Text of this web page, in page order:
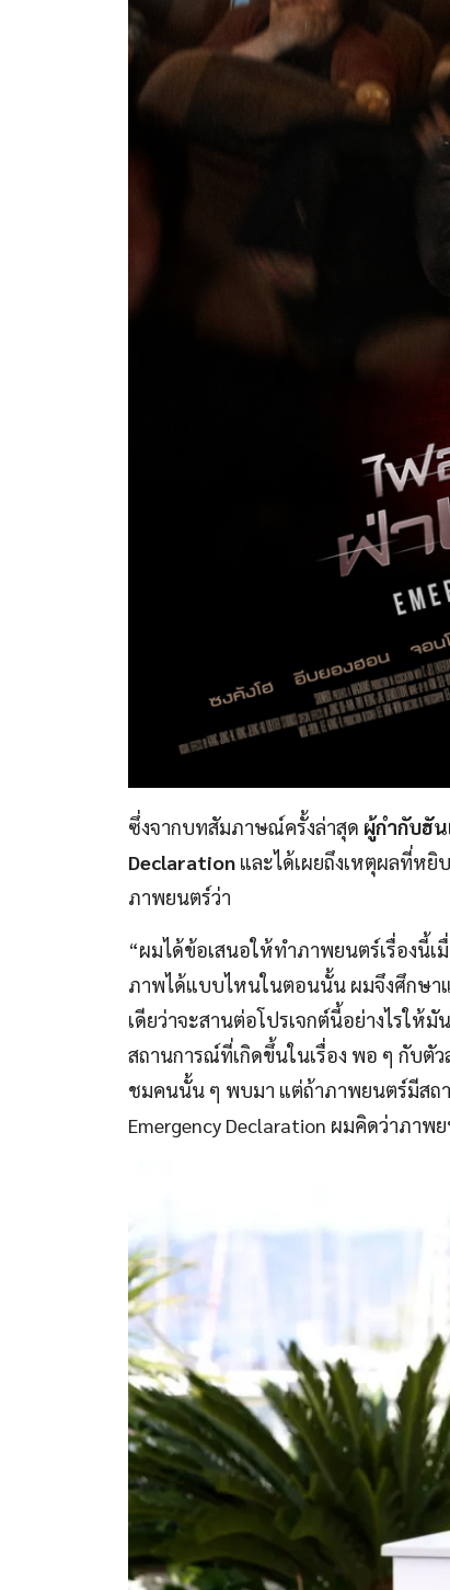
ซึ่งจากบทสัมภาษณ์ครั้งล่าสุด ผู้กำกับฮั
Declaration และได้เผยถึงเหตุผลที่ห
ภาพยนตร์ว่า
“ผมได้ข้อเสนอให้ทำภาพยนตร์เรื่องนี้เ
ภาพได้แบบไหนในตอนนั้น ผมจึงศึกษา
เดียว่าจะสานต่อโปรเจกต์นี้อย่างไรใ
สถานการณ์ที่เกิดขึ้นในเรื่อง พอ ๆ กับ
ชมคนนั้น ๆ พบมา แต่ถ้าภาพยนตร์มีสถ
Emergency Declaration ผมคิดว่าภา